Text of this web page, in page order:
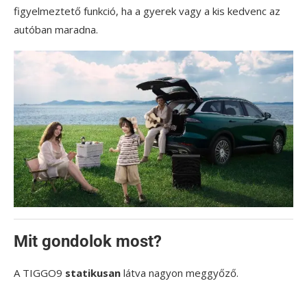
figyelmeztető funkció, ha a gyerek vagy a kis kedvenc az
autóban maradna.
Mit gondolok most?
A TIGGO9 statikusan látva nagyon meggyőző.